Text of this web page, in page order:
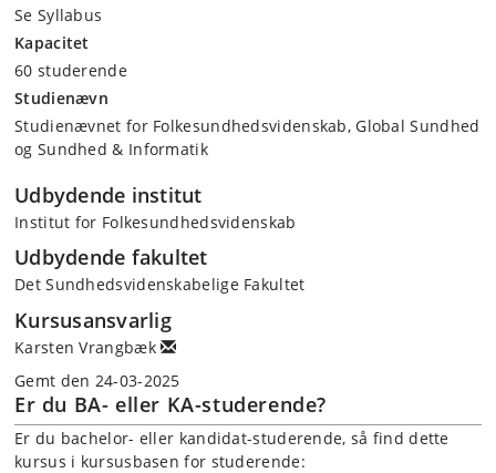
Se Syllabus
Kapacitet
60 studerende
Studienævn
Studienævnet for Folkesundhedsvidenskab, Global Sundhed
og Sundhed & Informatik
Udbydende institut
Institut for Folkesundhedsvidenskab
Udbydende fakultet
Det Sundhedsvidenskabelige Fakultet
Kursusansvarlig
Karsten Vrangbæk
Gemt den 24-03-2025
Er du BA- eller KA-studerende?
Er du bachelor- eller kandidat-studerende, så find dette
kursus i kursusbasen for studerende: